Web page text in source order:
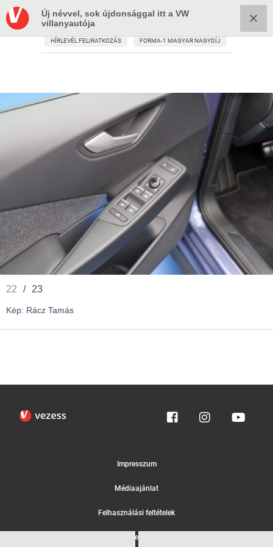
HÍRLEVÉL FELIRATKOZÁS FORMA-1 MAGYAR NAGYDÍJ
Új névvel, sok újdonsággal itt a VW
villanyautója
22 / 23
Kép: Rácz Tamás
Impresszum
Médiaajánlat
Felhasználási feltételek
Egyedi adatkezelési tájékoztató